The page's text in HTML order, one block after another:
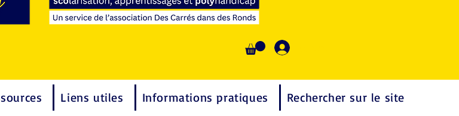
Liens utiles Informations pratiques Rechercher sur le site